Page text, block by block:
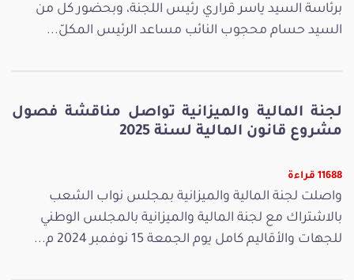
برئاسة السيد ياسر قراري رئيس اللجنة، وبحضور كل من
السيد حسام محجوب النائب مساعد الرئيس المكلّ...
لجنة المالية والميزانية تواصل مناقشة فصول
مشروع قانون المالية لسنة 2025
11688 قراءة
واصلت لجنة المالية والميزانية بمجلس نواب الشعب
بالاشتراك مع لجنة المالية والميزانية بالمجلس الوطني
للجهات والأقاليم كامل يوم الجمعة 15 نوفمبر 2024 م...